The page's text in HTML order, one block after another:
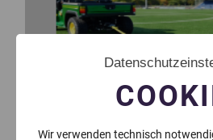
Wir verwenden technisch